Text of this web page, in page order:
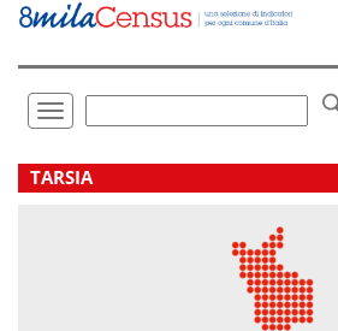
Vai
direttamente
Toggle
navigation
.
TARSIA